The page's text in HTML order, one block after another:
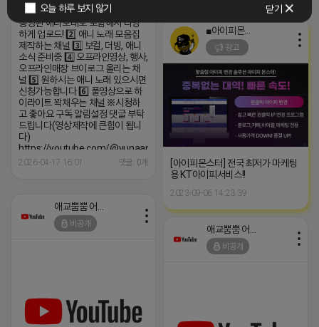
오늘 하루 보지 않기 닫기
1️⃣ op.ed.ost.삽입곡,모음집 등등
종영된 애니노래도 포함해서 다양
하게 업로드! 2️⃣ 애니 노래 모음집
제작하는 채널 3️⃣ 보컬, 더빙, 애니
소식 준비중 4️⃣ 오프라인영상, 행사,
오프라인매장 브이로그 올리는 채
널 5️⃣ 원하시는 애니 노래 있으시면
신청가능합니다 6️⃣ 풀영상으로 하
이라이트 꽉채우는 채널 ※시청하
고 좋아요 구독 알림설정 댓글 부탁
드립니다(영상제작에 큰힘이 됩니
다)
https://youtube.com/@yunaanimation?
si=1q_QihwQFHRuOIIk
2026-04-17 16:01 댓글: 0개
■아이피몬스터■
광고
[아이피몬스터] 전국 최저가 마케팅
용 KT아이피서비스!!
2023-09-06 14:23:39
비공개
비공개